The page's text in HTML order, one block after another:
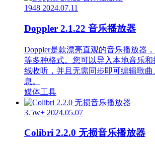
1948 2024.07.11
Doppler 2.1.22 音乐播放器
Doppler是款漂亮直观的音乐播放器
等多种格式。您可以导入本地音乐
线收听，并且无需同步即可编辑歌
息。
媒体工具
3.5w+ 2024.05.07
Colibri 2.2.0 无损音乐播放器